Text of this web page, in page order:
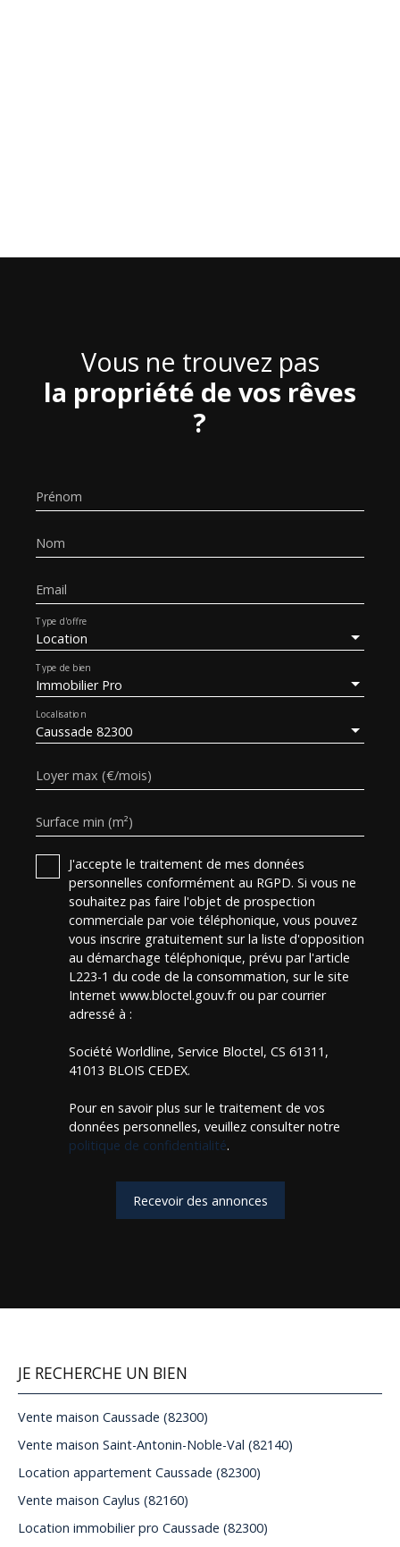
Vous ne trouvez pas
la propriété de vos rêves
?
Prénom
Nom
Email
Location
Type d'offre
Immobilier Pro
Type de bien
Caussade 82300
Localisation
Loyer max (€/mois)
Surface min (m²)
J'accepte le traitement de mes données
personnelles conformément au RGPD. Si vous ne
souhaitez pas faire l'objet de prospection
commerciale par voie téléphonique, vous pouvez
vous inscrire gratuitement sur la liste d'opposition
au démarchage téléphonique, prévu par l'article
L223-1 du code de la consommation, sur le site
Internet www.bloctel.gouv.fr ou par courrier
adressé à :
Société Worldline, Service Bloctel, CS 61311,
41013 BLOIS CEDEX.
Pour en savoir plus sur le traitement de vos
données personnelles, veuillez consulter notre
politique de confidentialité.
Recevoir des annonces
JE RECHERCHE UN BIEN
Vente maison Caussade (82300)
Vente maison Saint-Antonin-Noble-Val (82140)
Location appartement Caussade (82300)
Vente maison Caylus (82160)
Location immobilier pro Caussade (82300)